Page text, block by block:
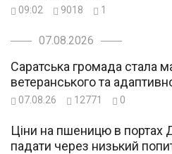
09:02 9018 1
07.08.2026
Саратська громада стала
ветеранського та
07.08.26 12771 0
Ціни на пшеницю в
падати через низький